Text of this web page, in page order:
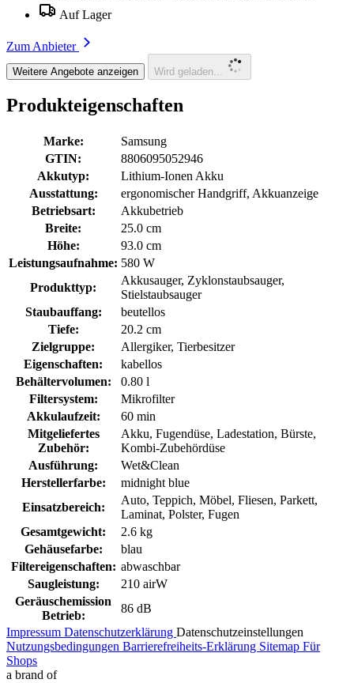
Auf Lager
Zum Anbieter
Weitere Angebote anzeigen Wird geladen...
Produkteigenschaften
Marke:
Samsung
GTIN:
8806095052946
Akkutyp:
Lithium-Ionen Akku
Ausstattung:
ergonomischer Handgriff, Akkuanzeige
Betriebsart:
Akkubetrieb
Breite:
25.0 cm
Höhe:
93.0 cm
Leistungsaufnahme: 580 W
Produkttyp:
Akkusauger, Zyklonstaubsauger,
Stielstaubsauger
Staubauffang:
beutellos
Tiefe:
20.2 cm
Zielgruppe:
Allergiker, Tierbesitzer
Eigenschaften:
kabellos
Behältervolumen:
0.80 l
Filtersystem:
Mikrofilter
Akkulaufzeit:
60 min
Mitgeliefertes
Zubehör:
Akku, Fugendüse, Ladestation, Bürste,
Kombi-Zubehördüse
Ausführung:
Wet&Clean
Herstellerfarbe:
midnight blue
Einsatzbereich:
Auto, Teppich, Möbel, Fliesen, Parkett,
Laminat, Polster, Fugen
Gesamtgewicht:
2.6 kg
Gehäusefarbe:
blau
Filtereigenschaften: abwaschbar
Saugleistung:
210 airW
Geräuschemission
Betrieb:
86 dB
Impressum Datenschutzerklärung Datenschutzeinstellungen
Nutzungsbedingungen Barrierefreiheits-Erklärung Sitemap Für
Shops
a brand of